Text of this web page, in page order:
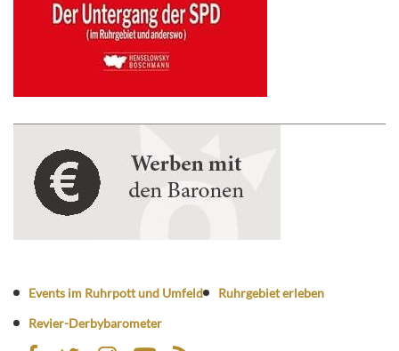
Events im Ruhrpott und Umfeld
Ruhrgebiet erleben
Revier-Derbybarometer